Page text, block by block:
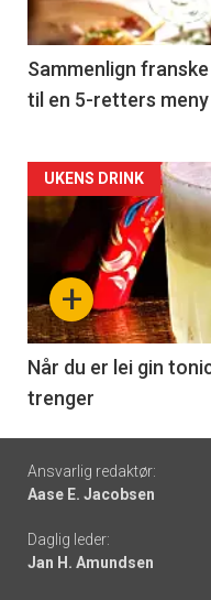
-
5
Sammenlign
til en 5-retters meny
Forsiden
akkurat
nå
-
6
+
UKENS DRINK
Når du er lei gin
trenger
Footer
-
links
Ansvarlig redaktør:
Aase E. Jacobsen
Daglig leder:
Jan H. Amundsen